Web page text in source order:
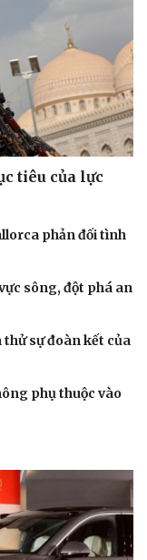
thời sự
đêm khuya
tình yêu
cho bé
tâm hồn
tiêu của lực
phản đối tình
sông, đột phá an
thử sự đoàn kết của
phụ thuộc vào